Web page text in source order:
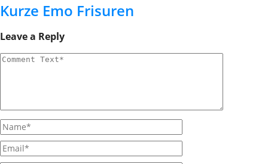
Kurze Emo Frisuren
Leave a Reply